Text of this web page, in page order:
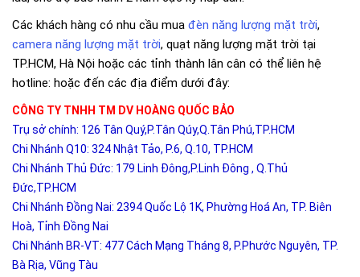
Các khách hàng có nhu cầu mua đèn năng lượng mặt trời,
camera năng lượng mặt trời, quạt năng lượng mặt trời tại
TP.HCM, Hà Nội hoặc các tỉnh thành lân cân có thể liên hệ
hotline: hoặc đến các địa điểm dưới đây:
CÔNG TY TNHH TM DV HOÀNG QUỐC BẢO
Trụ sở chính: 126 Tân Quý,P.Tân Qúy,Q.Tân Phú,TP.HCM
Chi Nhánh Q10: 324 Nhật Tảo, P.6, Q.10, TP.HCM
Chi Nhánh Thủ Đức: 179 Linh Đông,P.Linh Đông , Q.Thủ
Đức,TP.HCM
Chi Nhánh Đồng Nai: 2394 Quốc Lộ 1K, Phường Hoá An, TP. Biên
Hoà, Tỉnh Đồng Nai
Chi Nhánh BR-VT: 477 Cách Mạng Tháng 8, P.Phước Nguyên, TP.
Bà Rịa, Vũng Tàu